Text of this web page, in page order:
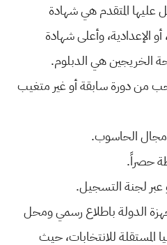
المتقدم هي شهادة
الإعدادية، وأعلى شهادة
الخريجين هي الدبلوم.
من دورة سابقة أو غير متغيب
الدولة باطلاع رسمي ومحل
المستقلة للانتخابات، حيث